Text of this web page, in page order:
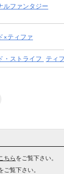
ルファンタジー
×ティファ
・ストライフ ティ
こちらをご覧下さい。
ご覧下さい。